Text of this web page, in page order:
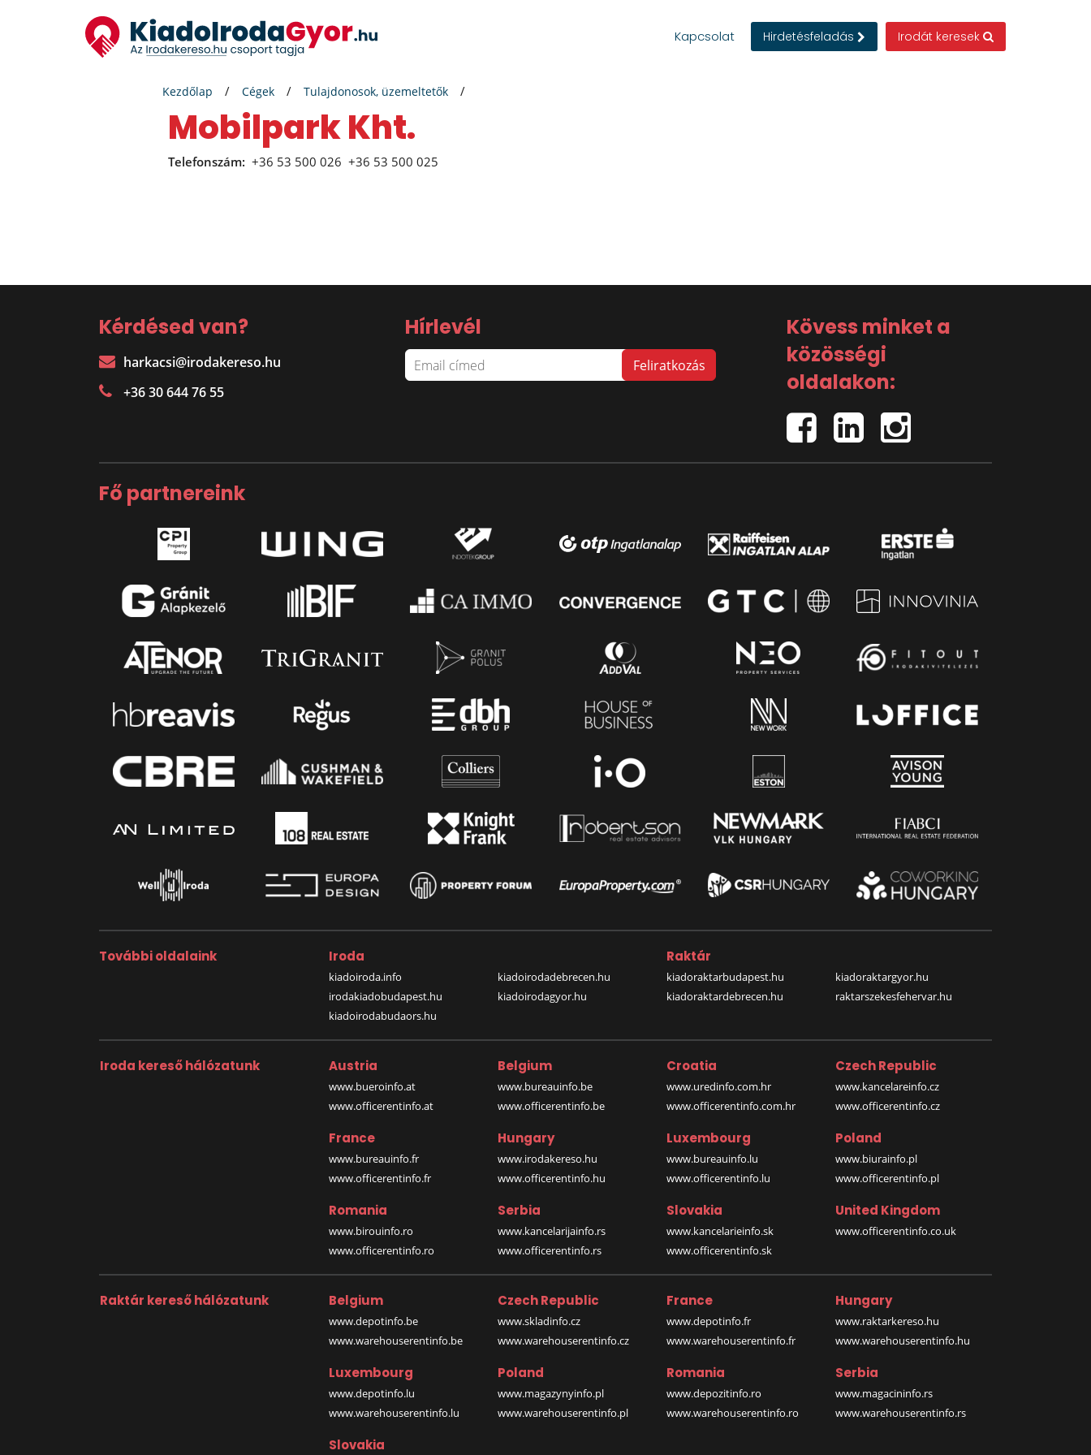
Kapcsolat Hirdetésfeladás Irodát keresek
Kezdőlap Cégek Tulajdonosok, üzemeltetők
Mobilpark Kht.
Telefonszám: +36 53 500 026 +36 53 500 025
Kérdésed van?
harkacsi@irodakereso.hu
+36 30 644 76 55
Hírlevél
Kövess minket a
közösségi
oldalakon:
Fő partnereink
További oldalaink Iroda
kiadoiroda.info
irodakiadobudapest.hu
kiadoirodabudaors.hu
kiadoirodadebrecen.hu
kiadoirodagyor.hu
Raktár
kiadoraktarbudapest.hu
kiadoraktardebrecen.hu
kiadoraktargyor.hu
raktarszekesfehervar.hu
Iroda kereső hálózatunk Austria
www.bueroinfo.at
www.officerentinfo.at
Belgium
www.bureauinfo.be
www.officerentinfo.be
Croatia
www.uredinfo.com.hr
www.officerentinfo.com.hr
Czech Republic
www.kancelareinfo.cz
www.officerentinfo.cz
France
www.bureauinfo.fr
www.officerentinfo.fr
Hungary
www.irodakereso.hu
www.officerentinfo.hu
Luxembourg
www.bureauinfo.lu
www.officerentinfo.lu
Poland
www.biurainfo.pl
www.officerentinfo.pl
Romania
www.birouinfo.ro
www.officerentinfo.ro
Serbia
www.kancelarijainfo.rs
www.officerentinfo.rs
Slovakia
www.kancelarieinfo.sk
www.officerentinfo.sk
United Kingdom
www.officerentinfo.co.uk
Raktár kereső hálózatunk Belgium
www.depotinfo.be
www.warehouserentinfo.be
Czech Republic
www.skladinfo.cz
www.warehouserentinfo.cz
France
www.depotinfo.fr
www.warehouserentinfo.fr
Hungary
www.raktarkereso.hu
www.warehouserentinfo.hu
Luxembourg
www.depotinfo.lu
www.warehouserentinfo.lu
Poland
www.magazynyinfo.pl
www.warehouserentinfo.pl
Romania
www.depozitinfo.ro
www.warehouserentinfo.ro
Serbia
www.magacininfo.rs
www.warehouserentinfo.rs
Slovakia